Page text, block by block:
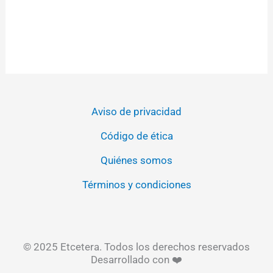
Aviso de privacidad
Código de ética
Quiénes somos
Términos y condiciones
© 2025 Etcetera. Todos los derechos reservados
Desarrollado con ❤️